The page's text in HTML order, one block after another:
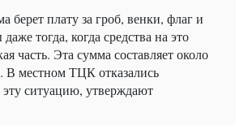
берет плату за гроб, венки, флаг и
тогда, когда средства на это
часть. Эта сумма составляет около
В местном ТЦК отказались
ситуацию, утверждают